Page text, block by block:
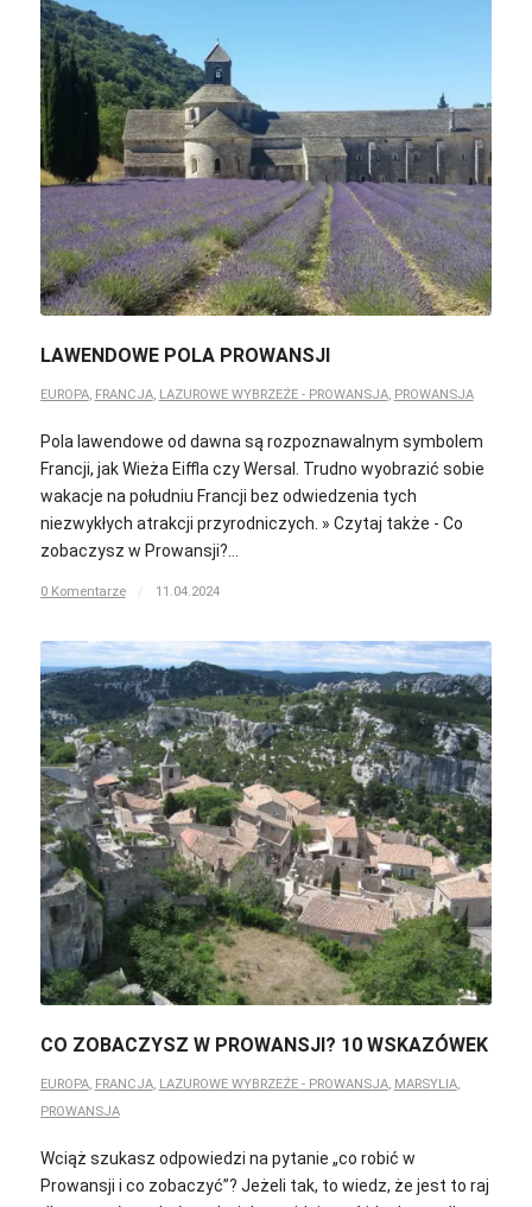
LAWENDOWE POLA PROWANSJI
EUROPA, FRANCJA, LAZUROWE WYBRZEŻE - PROWANSJA, PROWANSJA
Pola lawendowe od dawna są rozpoznawalnym symbolem
Francji, jak Wieża Eiffla czy Wersal. Trudno wyobrazić sobie
wakacje na południu Francji bez odwiedzenia tych
niezwykłych atrakcji przyrodniczych. » Czytaj także - Co
zobaczysz w Prowansji?…
0 Komentarze / 11.04.2024
CO ZOBACZYSZ W PROWANSJI? 10 WSKAZÓWEK
EUROPA, FRANCJA, LAZUROWE WYBRZEŻE - PROWANSJA, MARSYLIA,
PROWANSJA
Wciąż szukasz odpowiedzi na pytanie „co robić w
Prowansji i co zobaczyć”? Jeżeli tak, to wiedz, że jest to raj